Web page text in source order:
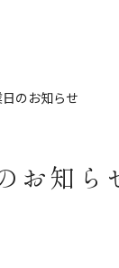
のお知らせ
お知ら